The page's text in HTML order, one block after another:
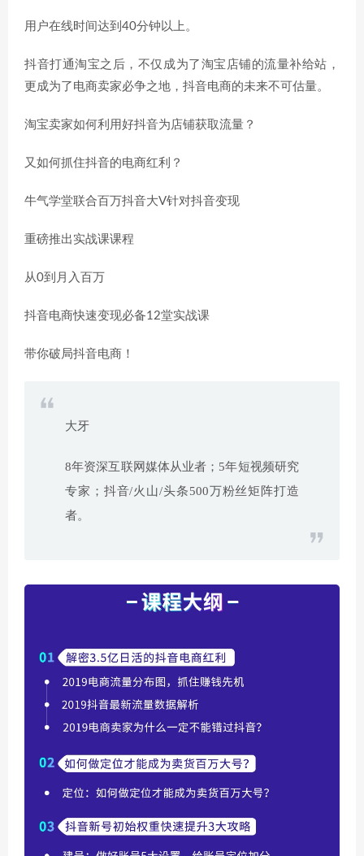
用户在线时间达到40分钟以上。
抖音打通淘宝之后，不仅成为了淘宝店铺的流量补给站，
更成为了电商卖家必争之地，抖音电商的未来不可估量。
淘宝卖家如何利用好抖音为店铺获取流量？
又如何抓住抖音的电商红利？
牛气学堂联合百万抖音大V针对抖音变现
重磅推出实战课课程
从0到月入百万
抖音电商快速变现必备12堂实战课
带你破局抖音电商！
大牙
8年资深互联网媒体从业者；5年短视频研究
专家；抖音/火山/头条500万粉丝矩阵打造
者。